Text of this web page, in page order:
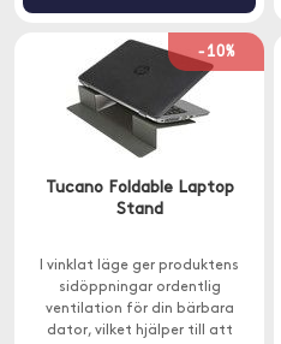
-10%
Tucano Foldable Laptop
Stand
I vinklat läge ger produktens
sidöppningar ordentlig
ventilation för din bärbara
dator, vilket hjälper till att